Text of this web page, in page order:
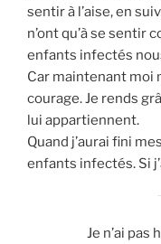
sen­tir à l’aise, en
n’ont qu’à se sen­tir
enfants infec­tés
Car main­te­nant moi
cou­rage. Je rends
lui appar­tiennent.
Quand j’aurai fini
enfants infec­tés. Si
Je n’ai